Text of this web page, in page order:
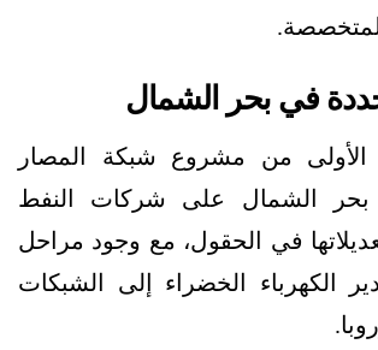
في بحر الشمال
الأولى من مشروع شبكة المصار
بحر الشمال على شركات النفط
في الحقول، مع وجود مراحل
الكهرباء الخضراء إلى الشبكات